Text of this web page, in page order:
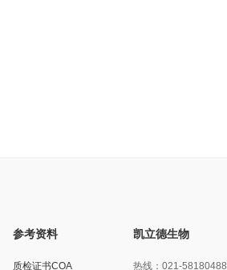
凯立德生物
热线： 021-58180488
参考资料
质检证书COA